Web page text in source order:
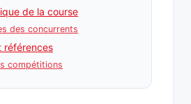
de la course
des concurrents
références
compétitions